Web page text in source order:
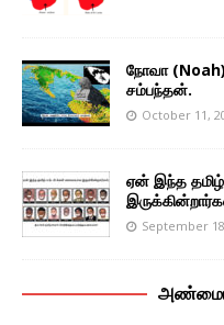
நோவா
சம்பந்தன்.
October 11,
ஏன் இந்த
September